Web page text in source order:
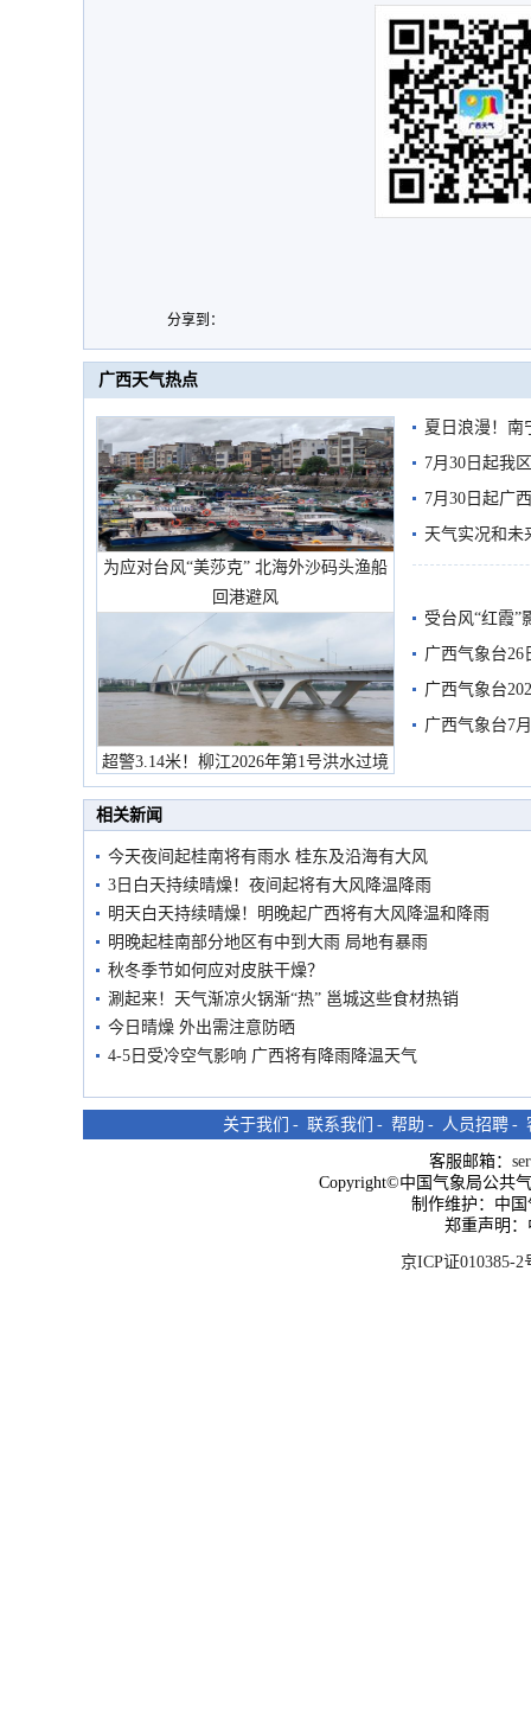
分享到：
广西天气热点
为应对台风“美莎克” 北海外沙码头渔船
回港避风
超警3.14米！柳江2026年第1号洪水过境
市民在堤岸见证汛况
夏日浪漫！南
7月30日起我
7月30日起广
天气实况和未
受台风“红霞”
有较强降雨
广西气象台26
广西气象台
预警
广西气象台7
相关新闻
今天夜间起桂南将有雨水 桂东及沿海有大风
3日白天持续晴燥！夜间起将有大风降温降雨
明天白天持续晴燥！明晚起广西将有大风降温和降雨
明晚起桂南部分地区有中到大雨 局地有暴雨
秋冬季节如何应对皮肤干燥？
涮起来！天气渐凉火锅渐“热” 邕城这些食材热销
今日晴燥 外出需注意防晒
4-5日受冷空气影响 广西将有降雨降温天气
关于我们 - 联系我们 - 帮助 - 人员招聘 -
客服邮箱：
Copyright©中国气象局公共
制作维护：中
郑重声明
京ICP证010385-2